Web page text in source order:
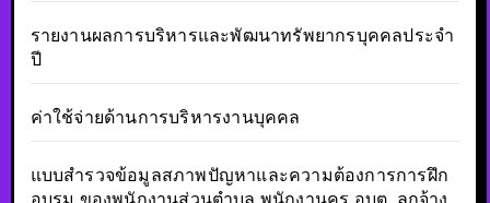
รายงานผลการบริหารและพัฒนาทรัพยากรบุคคลประจำ
ปี
ค่าใช้จ่ายด้านการบริหารงานบุคคล
แบบสำรวจข้อมูลสภาพปัญหาและความต้องการการฝึก